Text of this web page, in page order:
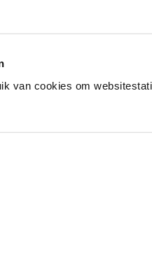
van cookies om
op
onze